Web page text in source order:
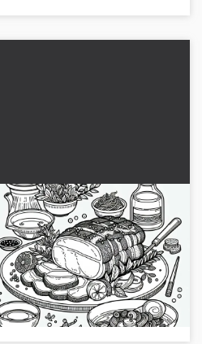
Coloriage gratuit de
cochon en plat principal
Télécharge gratuitement le super
modèle de coloriage d'un cochon
en plat principal et commence à
colorier tout de suite !...